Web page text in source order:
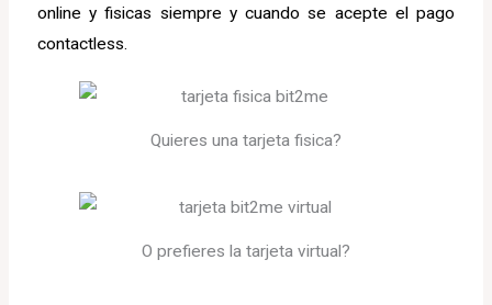
online y fisicas siempre y cuando se acepte el pago
contactless.
Quieres una tarjeta fisica?
O prefieres la tarjeta virtual?